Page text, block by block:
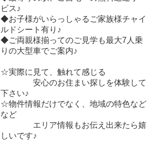
ビス♪
◆お子様がいらっしゃるご家族様チャイ
ルドシート有り♪
◆ご両親様揃ってのご見学も最大7人乗
りの大型車でご案内♪
☆実際に見て、触れて感じる
安心のお住まい探しを体験して
下さい♪
☆物件情報だけでなく、地域の特色など
など
エリア情報もお伝え出来たら嬉
しいです♪